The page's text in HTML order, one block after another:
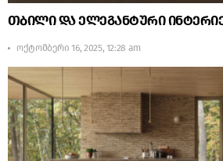
თბილი და ელეგანტური
ოქტომბერი 16, 2025, 12:28 am